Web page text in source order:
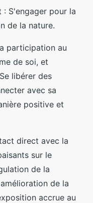
: S'engager pour la
de la nature.
participation au
de soi, et
libérer des
avec sa
positive et
direct avec la
sur le
de la
de la
accrue au